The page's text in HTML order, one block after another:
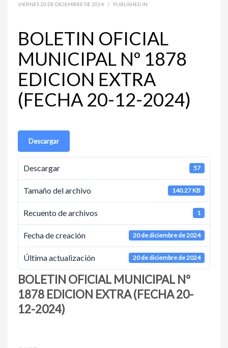
VIERNES 20 DE DICIEMBRE DE 2024 / PUBLISHED IN
BOLETIN OFICIAL
MUNICIPAL Nº 1878
EDICION EXTRA
(FECHA 20-12-2024)
Descargar
Descargar 57
Tamaño del archivo 140.27 KB
Recuento de archivos 1
Fecha de creación 20 de diciembre de 2024
Última actualización 20 de diciembre de 2024
BOLETIN OFICIAL MUNICIPAL Nº
1878 EDICION EXTRA (FECHA 20-
12-2024)